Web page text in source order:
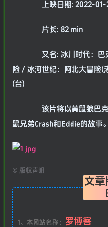
上映日期: 2022-01-
片长: 82 min
又名: 冰川时代：巴
险 / 冰河世纪：阿北大冒险(
(台)
该片将以黄鼠狼巴克
鼠兄弟Crash和Eddie的故事。
© 版权声明
文章
1、本网站名称： 罗博客